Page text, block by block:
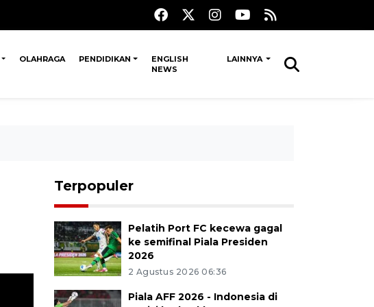
OLAHRAGA PENDIDIKAN
ENGLISH
NEWS
LAINNYA
Terpopuler
Pelatih Port FC kecewa gagal
ke semifinal Piala Presiden
2026
2 Agustus 2026 06:36
Piala AFF 2026 - Indonesia di